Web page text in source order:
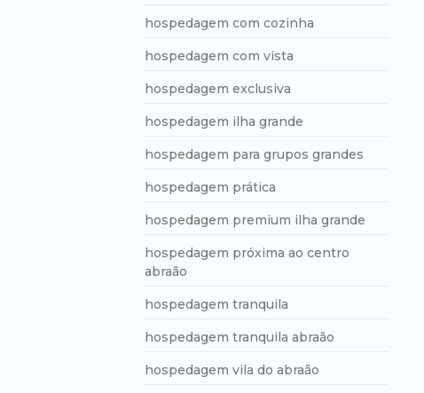
hospedagem com cozinha
hospedagem com vista
hospedagem exclusiva
hospedagem ilha grande
hospedagem para grupos grandes
hospedagem prática
hospedagem premium ilha grande
hospedagem próxima ao centro
abraão
hospedagem tranquila
hospedagem tranquila abraão
hospedagem vila do abraão